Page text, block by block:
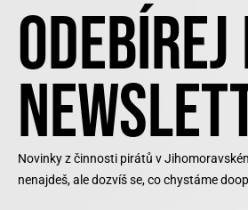
Novinky z činnosti pirátů v
nenajdeš, ale dozvíš se, co chystáme